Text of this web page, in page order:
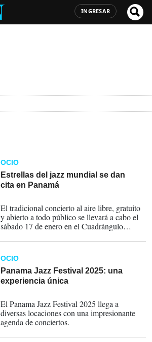
INGRESAR
OCIO
Estrellas del jazz mundial se dan
cita en Panamá
El tradicional concierto al aire libre, gratuito
y abierto a todo público se llevará a cabo el
sábado 17 de enero en el Cuadrángulo
busca promover el acceso igualitario a la
cultura, fomentar la cohesión social y
transformar espacios urbanos en puntos de
encuentro inclusivos.
OCIO
Panama Jazz Festival 2025: una
experiencia única
El Panama Jazz Festival 2025 llega a
diversas locaciones con una impresionante
agenda de conciertos.